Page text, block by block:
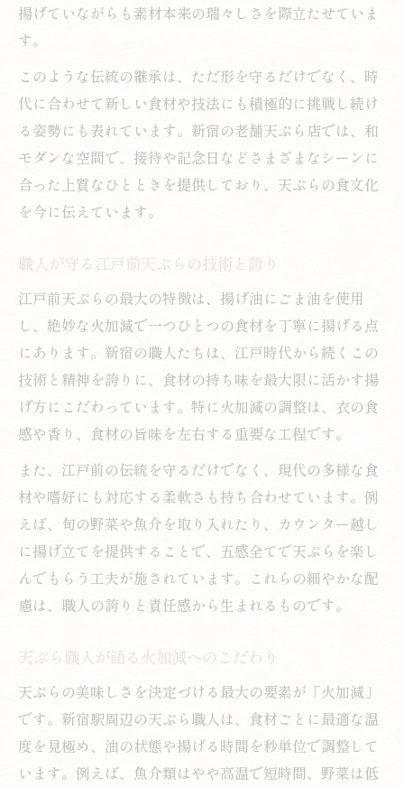
揚げていながらも素材本来の瑞々しさを際立たせていま
す。
このような伝統の継承は、ただ形を守るだけでなく、時
代に合わせて新しい食材や技法にも積極的に挑戦し続け
る姿勢にも表れています。新宿の老舗天ぷら店では、和
モダンな空間で、接待や記念日などさまざまなシーンに
合った上質なひとときを提供しており、天ぷらの食文化
を今に伝えています。
職人が守る江戸前天ぷらの技術と誇り
江戸前天ぷらの最大の特徴は、揚げ油にごま油を使用
し、絶妙な火加減で一つひとつの食材を丁寧に揚げる点
にあります。新宿の職人たちは、江戸時代から続くこの
技術と精神を誇りに、食材の持ち味を最大限に活かす揚
げ方にこだわっています。特に火加減の調整は、衣の食
感や香り、食材の旨味を左右する重要な工程です。
また、江戸前の伝統を守るだけでなく、現代の多様な食
材や嗜好にも対応する柔軟さも持ち合わせています。例
えば、旬の野菜や魚介を取り入れたり、カウンター越し
に揚げ立てを提供することで、五感全てで天ぷらを楽し
んでもらう工夫が施されています。これらの細やかな配
慮は、職人の誇りと責任感から生まれるものです。
天ぷら職人が語る火加減へのこだわり
天ぷらの美味しさを決定づける最大の要素が「火加減」
です。新宿駅周辺の天ぷら職人は、食材ごとに最適な温
度を見極め、油の状態や揚げる時間を秒単位で調整して
います。例えば、魚介類はやや高温で短時間、野菜は低